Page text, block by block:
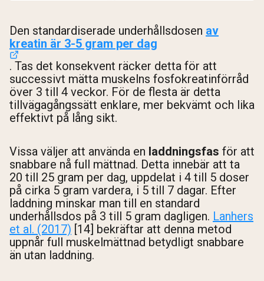
Den standardiserade underhållsdosen av
kreatin är 3-5 gram per dag
. Tas det konsekvent räcker detta för att
successivt mätta muskelns fosfokreatinförråd
över 3 till 4 veckor. För de flesta är detta
tillvägagångssätt enklare, mer bekvämt och lika
effektivt på lång sikt.
Vissa väljer att använda en laddningsfas för att
snabbare nå full mättnad. Detta innebär att ta
20 till 25 gram per dag, uppdelat i 4 till 5 doser
på cirka 5 gram vardera, i 5 till 7 dagar. Efter
laddning minskar man till en standard
underhållsdos på 3 till 5 gram dagligen. Lanhers
et al. (2017) [14] bekräftar att denna metod
uppnår full muskelmättnad betydligt snabbare
än utan laddning.